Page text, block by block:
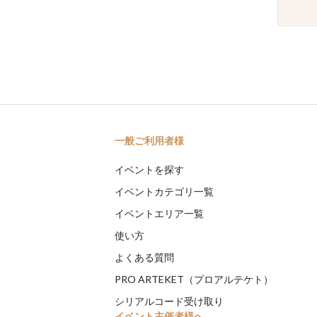
一般ご利用者様
イベントを探す
イベントカテゴリ一覧
イベントエリア一覧
使い方
よくある質問
PRO ARTEKET（プロアルテケト）
シリアルコード受け取り